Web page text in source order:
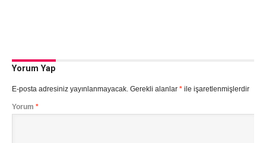
Yorum Yap
E-posta adresiniz yayınlanmayacak. Gerekli alanlar *ile işaretlenmişlerdir
Yorum *